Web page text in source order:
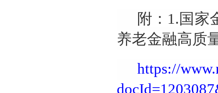
附：1.国家
养老金融高质
https://